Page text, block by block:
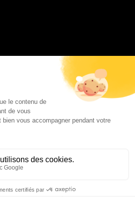
© 2024-2026. Tous droits réservés.